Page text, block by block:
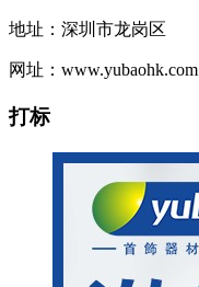
地址：深圳市龙岗区
网址：www.yubaohk.com
打标